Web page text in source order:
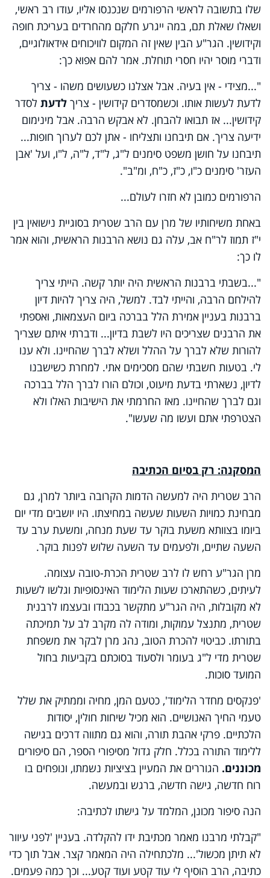
שלו בתשובה לראשי הרפורמים שנכנסו אליו, עודו רב ראשי,
ושאלו שאלת תם, במה ייגרע חלקם מהחרדים בעריכת חופה
וקידושין. הגר"ע הבין שאין זה המקום לוויכוחים אידאולוגיים,
ודברי מוסר יהיו חסרי תוחלת. אמר להם אפוא כך:
"...מצידי - אין בעיה. אבל אצלנו כשעושים משהו - צריך
לדעת לעשות אותו. וכשמסדרים קידושין - צריך לדעת לסדר
קידושין... אז תבואו להבחן. לא אבקש הרבה. אבל מינימום
ידיעה צריך. אם תיבחנו ותצליחו - אתן לכם לערוך חופות...
תיבחנו על חושן משפט סימנים ל"ג, ל"ד, ל"ה, ל"ו, ועל 'אבן
העזר' סימנים כ"ו, כ"ז, כ"ח, ומ"ב".
הרפורמים כמובן לא חזרו לעולם...
באחת משיחותיו של מרן עם הרב שטרית בסוגיית נישואין בין
י"ז תמוז לר"ח אב, עלה גם נושא הרבנות הראשית, והוא אמר
לו כך:
"...בשבתי ברבנות הראשית היה יותר קשה. הייתי צריך
להילחם הרבה, והייתי לבד. למשל, היה צריך להיות דיון
ברבנות בעניין אמירת הלל בברכה ביום העצמאות, ואספתי
את הרבנים שצריכים היו לשבת בדיון... ודברתי איתם שצריך
להורות שלא לברך על ההלל ושלא לברך שהחיינו. ולא ענו
לי. בטעות חשבתי שהם מסכימים אתי. למחרת כשישבנו
לדיון, נשארתי בדעת מיעוט, וכולם הורו לברך הלל בברכה
וגם לברך שהחיינו. מאז החרמתי את הישיבות האלו ולא
הצטרפתי אתם ועשו מה שעשו".
המסקנה: רק בסיום הכתיבה
הרב שטרית היה למעשה הדמות הקרובה ביותר למרן, גם
מבחינת כמויות השעות שעשה במחיצתו. היו יושבים מדי יום
ביומו בצוותא משעת בוקר עד שעת מנחה, ומשעת ערב עד
השעה שתיים, ולפעמים עד השעה שלוש לפנות בוקר.
מרן הגר"ע רחש לו לרב שטרית הכרת-טובה עצומה.
לעיתים, כשהתארכו שעות הלימוד האינסופיות וגלשו לשעות
לא מקובלות, היה הגר"ע מתקשר בכבודו ובעצמו לרבנית
שטרית, מתנצל עמוקות, ומודה לה מקרב לב על תמיכתה
בתורתו. כביטוי להכרת הטוב, נהג מרן לבקר את משפחת
שטרית מדי ל"ג בעומר ולסעוד בסוכתם בקביעות בחול
המועד סוכות.
'פנקסים מחדר הלימוד', כטעם המן, מחיה וממתיק את שלל
טעמי החיך האנושיים. הוא מכיל שיחות חולין, יסודות
הלכתיים. פרקי אהבת תורה, והוא גם מתווה דרכים בגישה
ללימוד התורה בכלל. חלק גדול מסיפורי הספר, הם סיפורים
מכוננים. הגוררים את המעיין בציציות נשמתו, ונופחים בו
רוח חדשה, גישה חדשה, ברגש ובמעשה.
הנה סיפור מכונן, המלמד על גישתו לכתיבה:
"קבלתי מרבנו מאמר מכתיבת ידו להקלדה. בעניין 'לפני עיוור
לא תיתן מכשול'... מלכתחילה היה המאמר קצר. אבל תוך כדי
כתיבה, הרב הוסיף לי עוד קטע ועוד קטע... וכך כמה פעמים.